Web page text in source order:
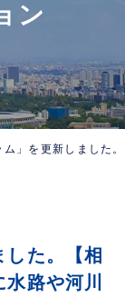
ン
ム」を更新しました
した。【相
路や河川